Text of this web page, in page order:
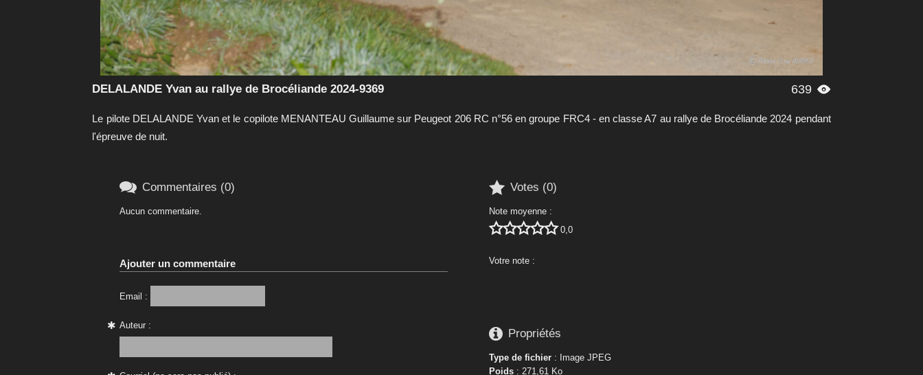
639 
DELALANDE Yvan au rallye de Brocéliande 2024-9369
Le pilote DELALANDE Yvan et le copilote MENANTEAU Guillaume sur Peugeot 206 RC n°56 en groupe FRC4 - en classe A7 au rallye de Brocéliande 2024 pendant
l'épreuve de nuit.
 Votes (0)
Note moyenne :
 0,0
Votre note :
 Propriétés
Type de fichier : Image JPEG
Poids : 271,61 Ko
 Commentaires (0)
Aucun commentaire.
Ajouter un commentaire
Email :
Auteur :